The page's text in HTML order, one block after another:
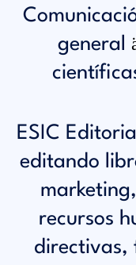
general
ESIC
editando
recursos
directivas,